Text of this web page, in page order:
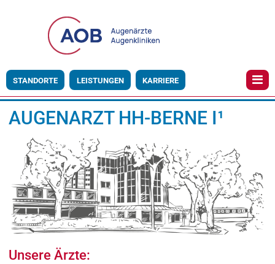
STANDORTE LEISTUNGEN KARRIERE
AUGENARZT HH-BERNE I¹
Unsere Ärzte: